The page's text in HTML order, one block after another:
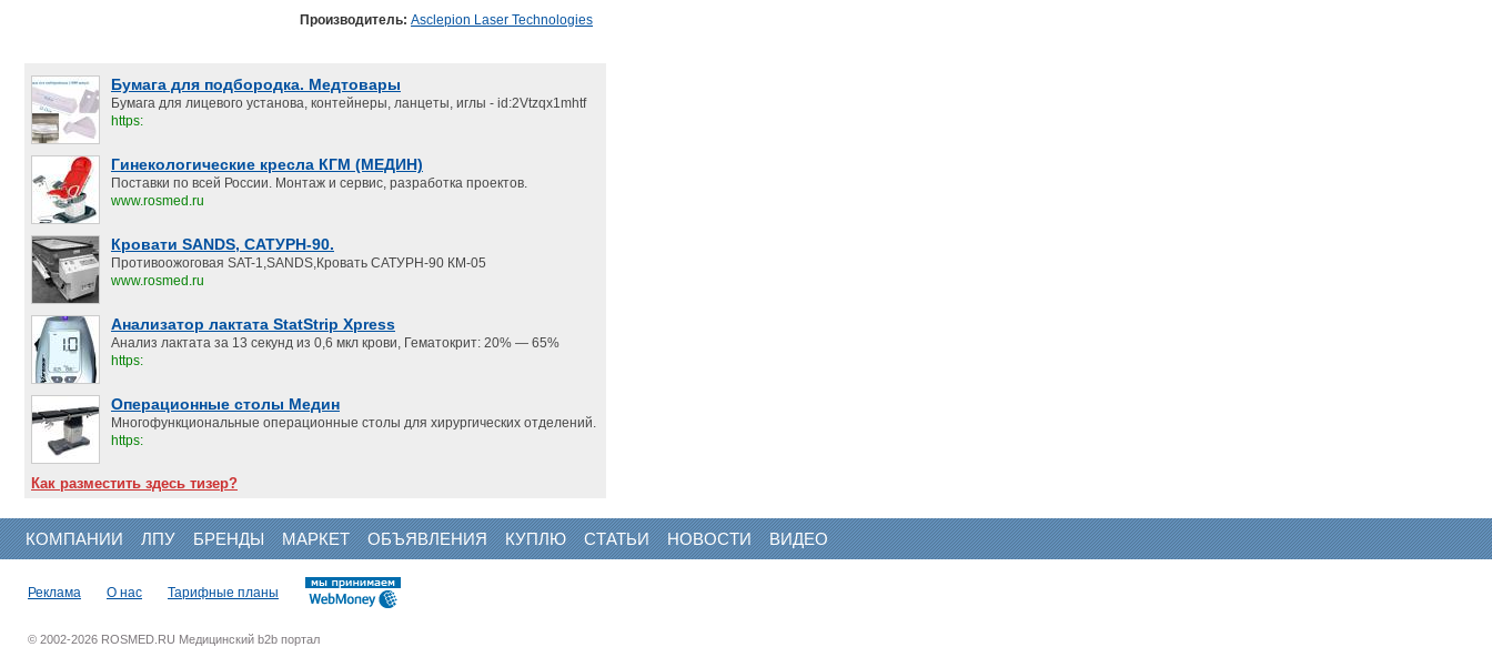
Производитель: Asclepion Laser Technologies
Бумага для подбородка. Медтовары
Бумага для лицевого установа, контейнеры, ланцеты, иглы - id:2Vtzqx1mhtf
https:
Гинекологические кресла КГМ (МЕДИН)
Поставки по всей России. Монтаж и сервис, разработка проектов.
www.rosmed.ru
Кровати SANDS, САТУРН-90.
Противоожоговая SAT-1,SANDS,Кровать САТУРН-90 КМ-05
www.rosmed.ru
Анализатор лактата StatStrip Xpress
Анализ лактата за 13 секунд из 0,6 мкл крови, Гематокрит: 20% — 65%
https:
Операционные столы Медин
Многофункциональные операционные столы для хирургических отделений.
https:
Как разместить здесь тизер?
КОМПАНИИ ЛПУ БРЕНДЫ МАРКЕТ ОБЪЯВЛЕНИЯ КУПЛЮ СТАТЬИ НОВОСТИ ВИДЕО
Реклама О нас Тарифные планы
© 2002-2026 ROSMED.RU Медицинский b2b портал